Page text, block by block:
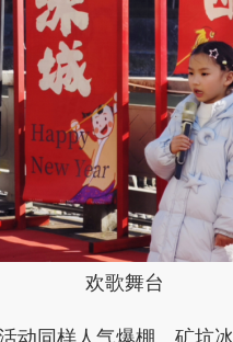
欢歌舞台
动同样人气爆棚。矿坑